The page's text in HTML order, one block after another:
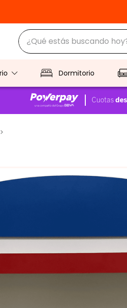
¿Qué estás buscando hoy?
Dormitorio
TÉRMINOS MÁS BUSCADOS
escritorio
vitrina